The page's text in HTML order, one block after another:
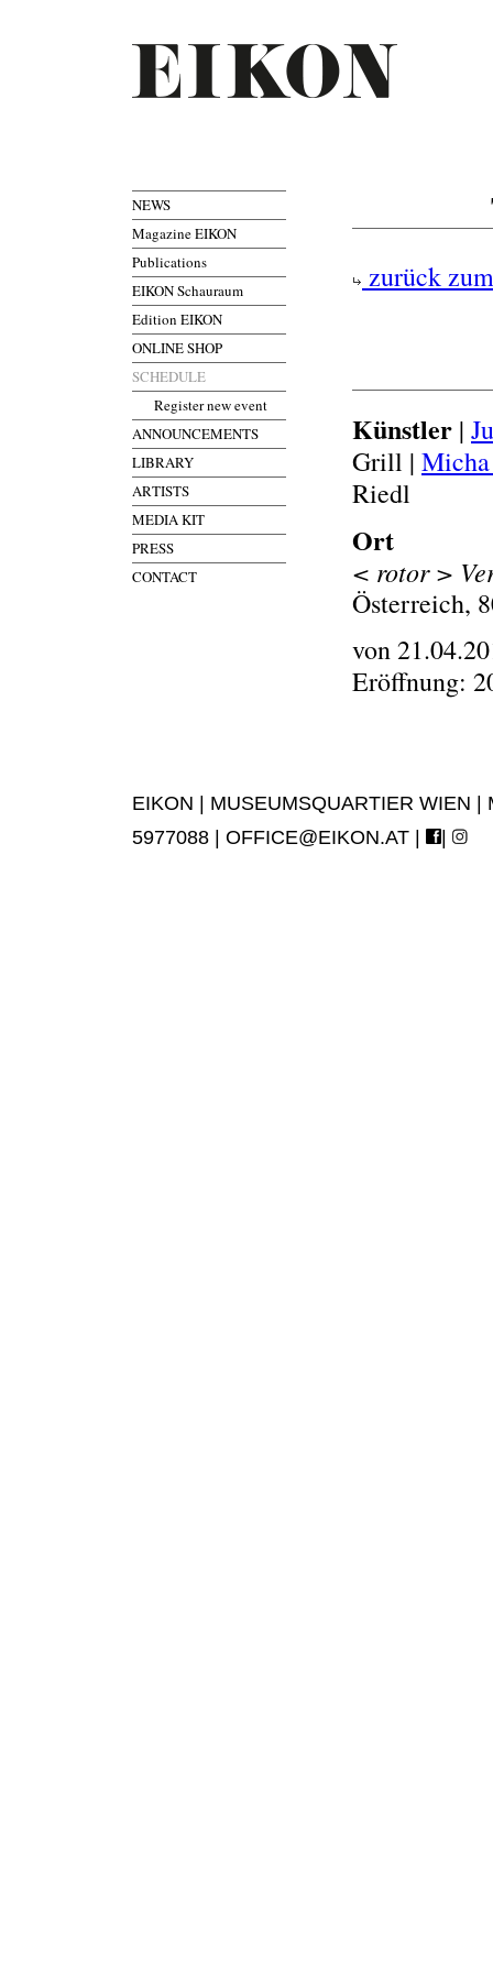
NEWS
Magazine EIKON
Publications
EIKON Schauraum
Edition EIKON
ONLINE SHOP
SCHEDULE
Register new event
ANNOUNCEMENTS
LIBRARY
ARTISTS
MEDIA KIT
PRESS
CONTACT
zurück
Künstler |
Grill | Micha
Riedl
Ort
< rotor >
Österreich,
von
Eröffnung:
EIKON | MUSEUMSQUARTIER WIEN
5977088 | OFFICE@EIKON.AT | |